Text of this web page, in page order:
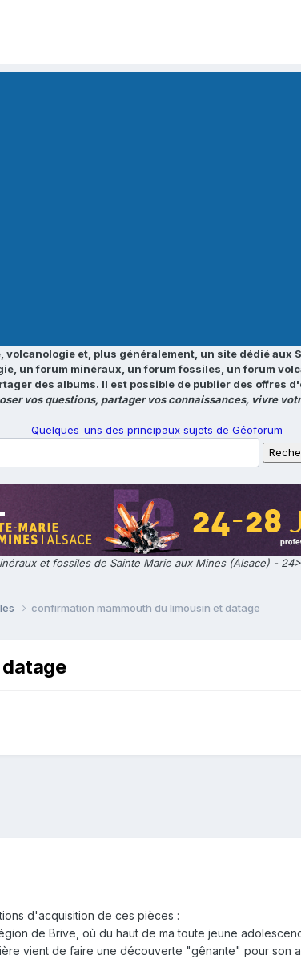
et, plus généralement, un site dédié
un forum minéraux, un forum fossiles, un forum
des albums. Il est possible de publier des offres
vos questions, partager vos connaissances, vivre
Quelques-uns des principaux sujets de Géoforum
et fossiles de Sainte Marie aux Mines (Alsace) -
confirmation mammouth du limousin et datage
d'acquisition de ces pièces :
de Brive, où du haut de ma toute jeune
vient de faire une découverte "gênante" pour son